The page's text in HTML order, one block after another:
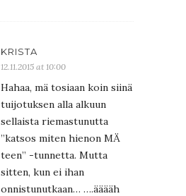
KRISTA
12.11.2015 at 10:00
Hahaa, mä tosiaan koin siinä
tuijotuksen alla alkuun
sellaista riemastunutta
”katsos miten hienon MÄ
teen” -tunnetta. Mutta
sitten, kun ei ihan
onnistunutkaan… ….ääääh